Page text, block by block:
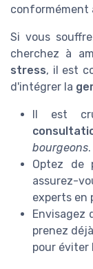
conformément
Si vous
cherchez à
stress, il est
d'intégrer la
Il est
bourgeons.
Optez de
assurez-
experts en
Envisagez
prenez
pour éviter